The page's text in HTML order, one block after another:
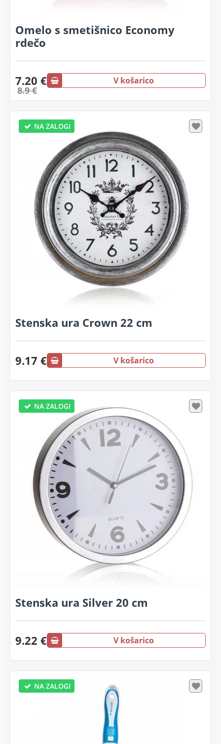
Omelo s smetišnico Economy
rdečo
8.9 €
7.20 € V košarico
NA ZALOGI
Stenska ura Crown 22 cm
9.17 € V košarico
NA ZALOGI
Stenska ura Silver 20 cm
9.22 € V košarico
NA ZALOGI